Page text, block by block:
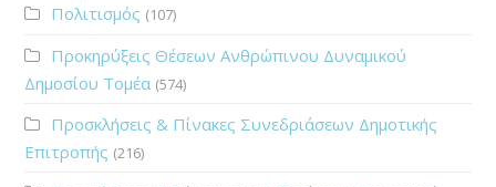
Πολιτισμός (107)
Προκηρύξεις Θέσεων Ανθρώπινου Δυναμικού
Δημοσίου Τομέα (574)
Προσκλήσεις & Πίνακες Συνεδριάσεων Δημοτικής
Επιτροπής (216)